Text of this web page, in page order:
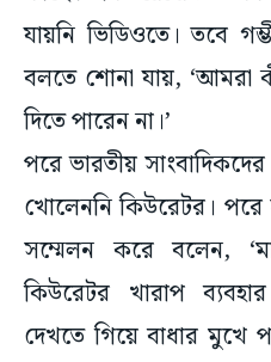
যায়নি ভিডিওতে। তবে
বলতে শোনা যায়, ‘আমরা
দিতে পারেন না।’
পরে ভারতীয়
খোলেননি কিউরেটর।
সম্মেলন করে বলেন,
কিউরেটর খারাপ
দেখতে গিয়ে বাধার মুখে